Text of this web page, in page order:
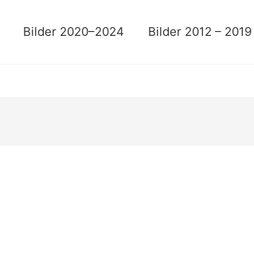
Bilder 2020–2024 Bilder 2012 – 2019